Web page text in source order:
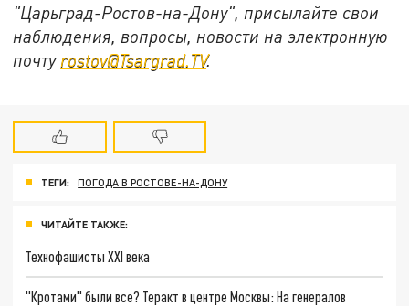
"Царьград-Ростов-на-Дону", присылайте свои
наблюдения, вопросы, новости на электронную
почту rostov@Tsargrad.ТV.
ТЕГИ: ПОГОДА В РОСТОВЕ-НА-ДОНУ
ЧИТАЙТЕ ТАКЖЕ:
Технофашисты XXI века
"Кротами" были все? Теракт в центре Москвы: На генералов